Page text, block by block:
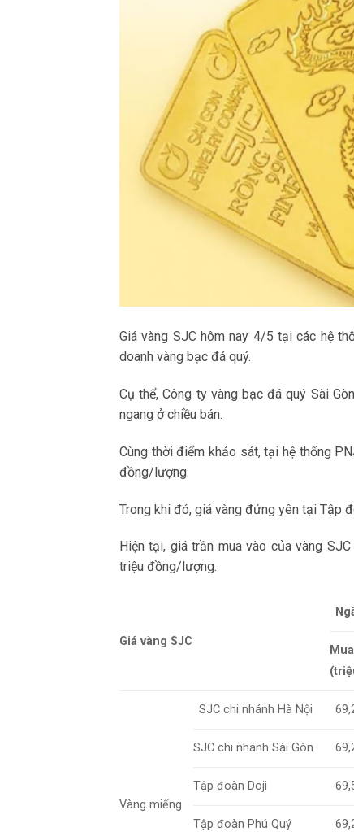
Giá vàng SJC hôm nay 4/5 tại các hệ
doanh vàng bạc đá quý.
Cụ thể, Công ty vàng bạc đá quý Sài
ngang ở chiều bán.
Cùng thời điểm khảo sát, tại hệ thống
đồng/lượng.
Trong khi đó, giá vàng đứng yên tại Tập
Hiện tại, giá trần mua vào của vàng
triệu đồng/lượng.
Giá vàng SJC
Vàng miếng
SJC chi nhánh Hà Nội
SJC chi nhánh Sài Gòn
Tập đoàn Doji
Tập đoàn Phú Quý